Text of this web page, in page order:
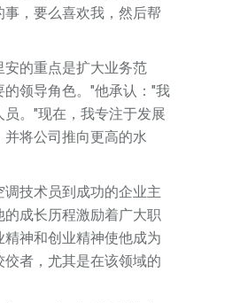
事，要么喜欢我，然后帮
安的重点是扩大业务范
的领导角色。"他承认："我
。"现在，我专注于发展
并将公司推向更高的水
技术员到成功的企业主
的成长历程激励着广大职
精神和创业精神使他成为
佼者，尤其是在该领域的